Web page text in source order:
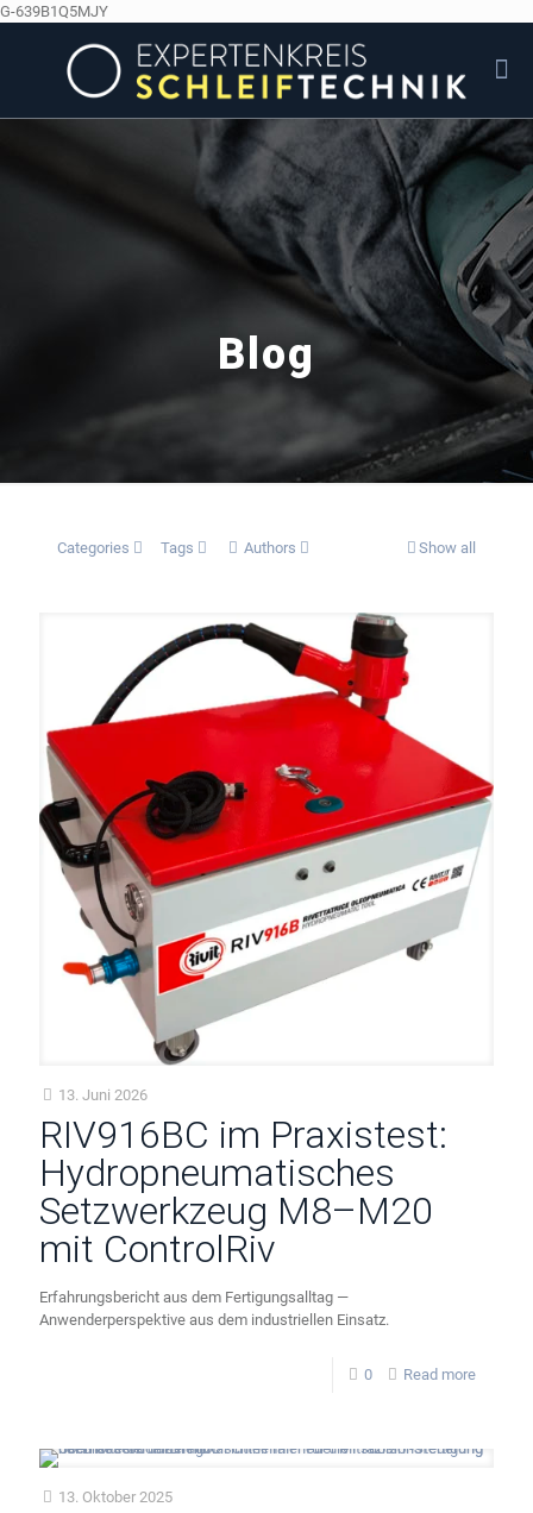
G-639B1Q5MJY
Blog
Categories Tags Authors Show all
13. Juni 2026
RIV916BC im Praxistest:
Hydropneumatisches
Setzwerkzeug M8–M20
mit ControlRiv
Erfahrungsbericht aus dem Fertigungsalltag —
Anwenderperspektive aus dem industriellen Einsatz.
0 Read more
13. Oktober 2025